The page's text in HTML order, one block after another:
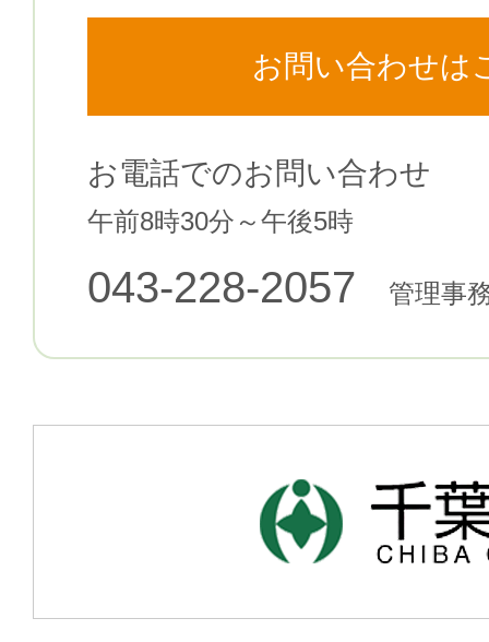
お問い合わせは
お電話でのお問い合わせ
午前8時30分～午後5時
043-228-2057 管理事